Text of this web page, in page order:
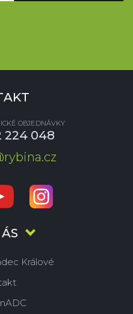
Králové
OBJEDNÁVKY
224 048